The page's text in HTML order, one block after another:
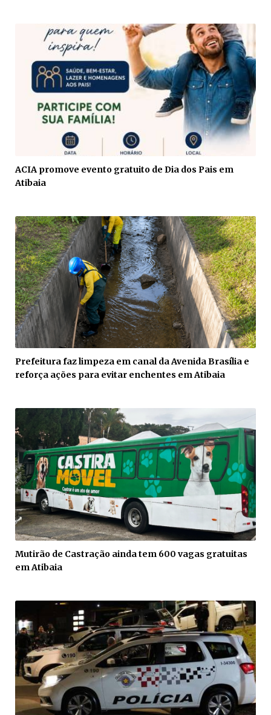
ACIA promove evento gratuito de Dia dos Pais em
Atibaia
Prefeitura faz limpeza em canal da Avenida Brasília e
reforça ações para evitar enchentes em Atibaia
Mutirão de Castração ainda tem 600 vagas gratuitas
em Atibaia